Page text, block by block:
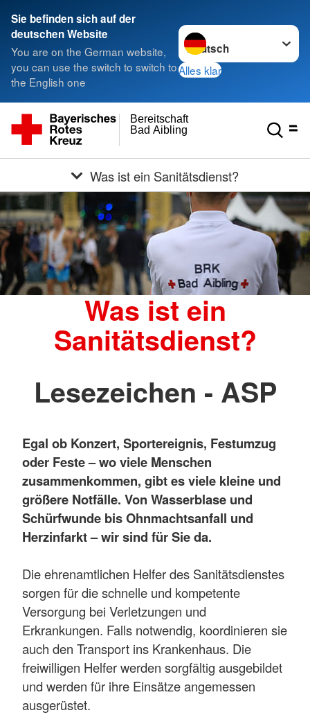
Sie befinden sich auf der
deutschen Website
You are on the German website,
you can use the switch to switch to
the English one
Sprache wechseln zu
Alles klar
Bad Aibling
Bereitschaft
Was ist ein Sanitätsdienst?
Was ist ein
Sanitätsdienst?
Lesezeichen - ASP
Egal ob Konzert, Sportereignis, Festumzug
oder Feste – wo viele Menschen
zusammenkommen, gibt es viele kleine und
größere Notfälle. Von Wasserblase und
Schürfwunde bis Ohnmachtsanfall und
Herzinfarkt – wir sind für Sie da.
Die ehrenamtlichen Helfer des Sanitätsdienstes
sorgen für die schnelle und kompetente
Versorgung bei Verletzungen und
Erkrankungen. Falls notwendig, koordinieren sie
auch den Transport ins Krankenhaus. Die
freiwilligen Helfer werden sorgfältig ausgebildet
und werden für ihre Einsätze angemessen
ausgerüstet.